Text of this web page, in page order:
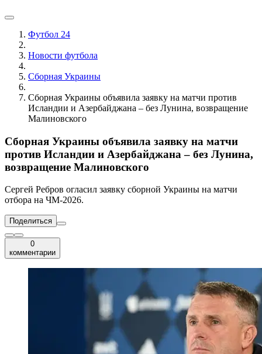
Футбол 24
Новости футбола
Сборная Украины
Сборная Украины объявила заявку на матчи против
Исландии и Азербайджана – без Лунина, возвращение
Малиновского
Сборная Украины объявила заявку на матчи
против Исландии и Азербайджана – без Лунина,
возвращение Малиновского
Сергей Ребров огласил заявку сборной Украины на матчи
отбора на ЧМ-2026.
Поделиться
0
комментарии